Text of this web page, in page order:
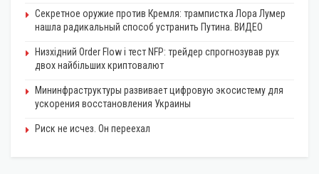
Секретное оружие против Кремля: трампистка Лора Лумер
нашла радикальный способ устранить Путина. ВИДЕО
Низхідний Order Flow і тест NFP: трейдер спрогнозував рух
двох найбільших криптовалют
Мининфраструктуры развивает цифровую экосистему для
ускорения восстановления Украины
Риск не исчез. Он переехал